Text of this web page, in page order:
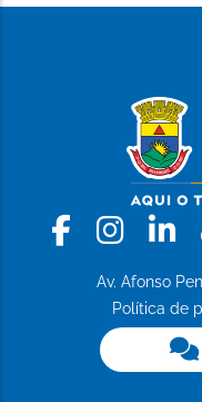
Av. Afonso
Política de